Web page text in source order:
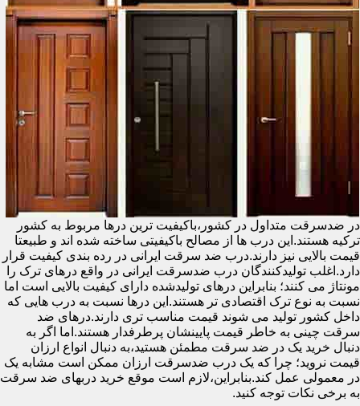
در ضدسرقت متداول در کشور،باکیفیت ترین درها مربوط به کشور
ترکیه هستند.این درب ها از مصالح باکیفیتی ساخته شده اند و طبیعتا
قیمت بالایی نیز دارند.درب ضد سرقت ایرانی در رده بندی کیفیت قرار
دارد.اغلب تولیدکنندگان درب ضدسرقت ایرانی در واقع درهای ترک را
مونتاژ می کنند؛ بنابراین درهای تولیدشده دارای کیفیت بالایی است اما
نسبت به نوع ترک اقتصادی تر هستند.این درها نسبت به درب هایی که
داخل کشور تولید می شوند قیمت مناسب تری دارند.درهای ضد
سرقت چینی به خاطر قیمت پایینشان پرطرفدار هستند.اما اگر به
دنبال خرید یک در ضد سرقت مطمئن هستید،به دنبال انواع ارزان
قیمت نروید؛ چرا که یک درب ضدسرقت ارزان ممکن است مشابه یک
در معمولی عمل کند.بنابراین،لازم است موقع خرید دربهای ضد سرقت
به برخی نکات توجه کنید.